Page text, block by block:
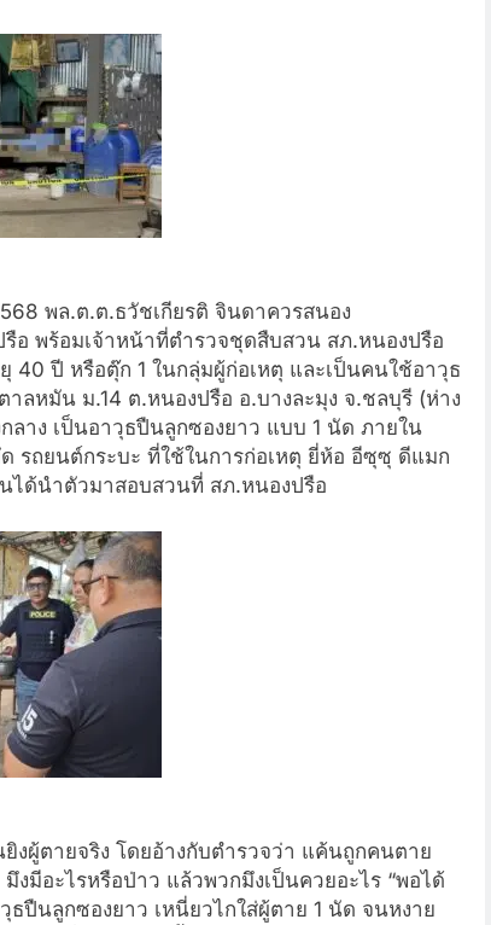
พล.ต.ต.ธวัชเกียรติ จินดาควรสนอง
อ พร้อมเจ้าหน้าที่ตำรวจชุดสืบสวน สภ.หนองปรือ
ปี หรือตุ๊ก 1 ในกลุ่มผู้ก่อเหตุ และเป็นคนใช้อาวุธ
ลหมัน ม.14 ต.หนองปรือ อ.บางละมุง จ.ชลบุรี (ห่าง
าง เป็นอาวุธปืนลูกซองยาว แบบ 1 นัด ภายใน
รถยนต์กระบะ ที่ใช้ในการก่อเหตุ ยี่ห้อ อีซุซุ ดีแมก
ได้นำตัวมาสอบสวนที่ สภ.หนองปรือ
งผู้ตายจริง โดยอ้างกับตำรวจว่า แค้นถูกคนตาย
งมีอะไรหรือป่าว แล้วพวกมึงเป็นควยอะไร “พอได้
ธปืนลูกซองยาว เหนี่ยวไกใส่ผู้ตาย 1 นัด จนหงาย